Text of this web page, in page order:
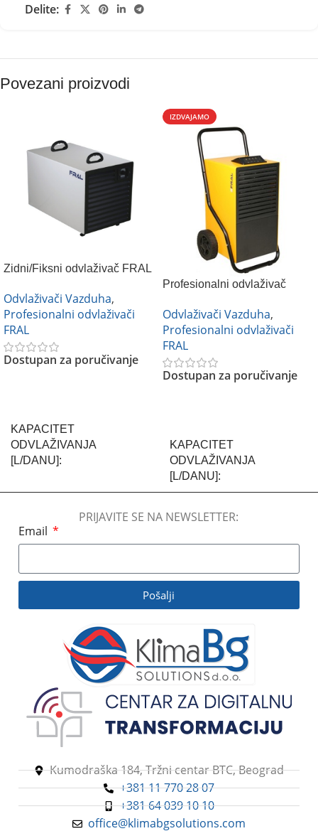
Delite:
Povezani proizvodi
Zidni/Fiksni odvlaživač FRAL
Odvlaživači Vazduha,
Profesionalni odvlaživači
FRAL
Dostupan za poručivanje
KAPACITET
ODVLAŽIVANJA
[L/DANU]
BREND
KLIME:NIVO BUKE
PROTOK VAZDUHA
450 m3/h
TIP ODVLAŽIVAČA
VAZDUHA
Freonski odvlaživači
IZDVAJAMO
Profesionalni odvlaživač
Odvlaživači Vazduha,
Profesionalni odvlaživači
FRAL
Dostupan za poručivanje
KAPACITET
ODVLAŽIVANJA
[L/DANU]
96 L/dan
KLIME:NIVO BUKE
50-60 dB
PROTOK VAZDUHA
1000 m3/h
PRIJAVITE SE NA NEWSLETTER:
Email
Pošalji
Kumodraška 184, Tržni centar BTC, Beograd
+381 11 770 28 07
+381 64 039 10 10
office@klimabgsolutions.com